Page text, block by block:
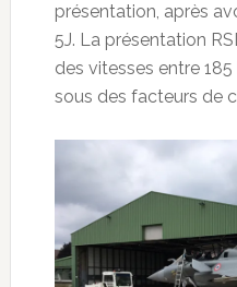
présentation, après
5J. La présentation
des vitesses entre
sous des facteurs de